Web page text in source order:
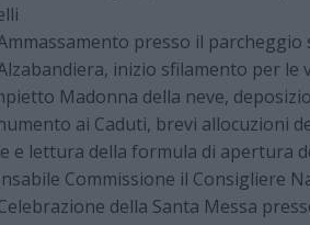
presso il parcheggio
inizio sfilamento per le
Madonna della neve,
ai Caduti, brevi allocuzioni
e lettura della formula di apertura
Commissione il Consigliere
della Santa Messa